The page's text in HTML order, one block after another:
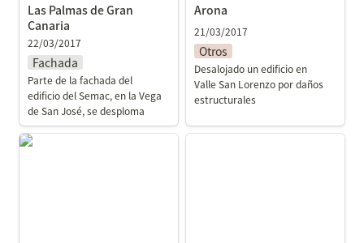
Las Palmas de Gran
Canaria
22/03/2017
Fachada
Parte de la fachada del
edificio del Semac, en la Vega
de San José, se desploma
Arona
21/03/2017
Otros
Desalojado un edificio en
Valle San Lorenzo por daños
estructurales
San Bartolomé de